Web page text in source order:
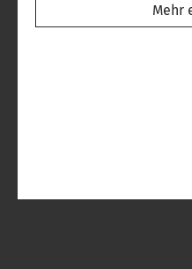
Mehr